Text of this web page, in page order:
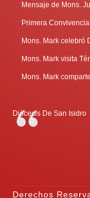
Mons. Mark celebró
Mons. Mark visita
Diócesis De San Isidro
Derechos